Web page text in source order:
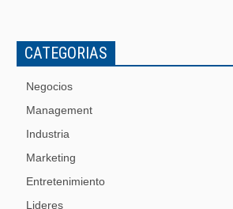
CATEGORIAS
Negocios
Management
Industria
Marketing
Entretenimiento
Lideres